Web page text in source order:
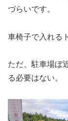
づらいです。
車椅子で入れる
ただ、駐車場ぼ
る必要はない。